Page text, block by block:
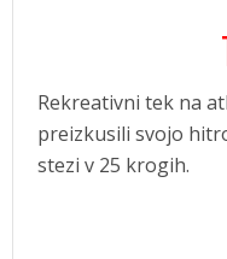
Rekreativni tek na
preizkusili svojo
stezi v 25 krogih.